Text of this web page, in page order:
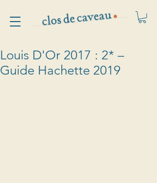
Louis D'Or 2017 : 2* –
Guide Hachette 2019